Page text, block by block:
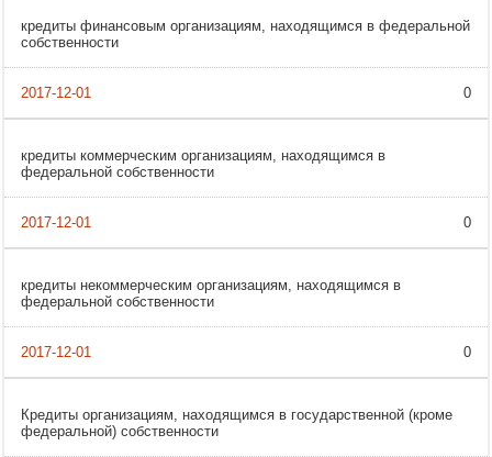
кредиты финансовым организациям, находящимся в федеральной
собственности
0
кредиты коммерческим организациям, находящимся в
федеральной собственности
0
кредиты некоммерческим организациям, находящимся в
федеральной собственности
0
Кредиты организациям, находящимся в государственной (кроме
федеральной) собственности